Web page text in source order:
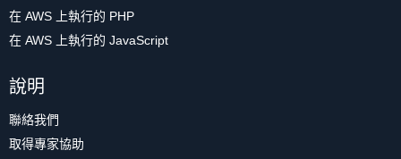
在 AWS 上執行的 PHP
在 AWS 上執行的 JavaScript
說明
聯絡我們
取得專家協助